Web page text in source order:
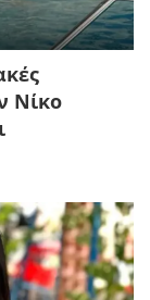
Νίκο